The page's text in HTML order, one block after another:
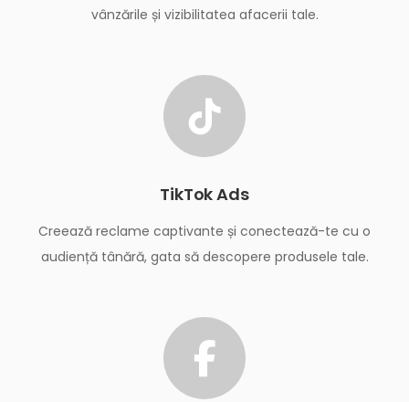
vânzările și vizibilitatea afacerii tale.
TikTok Ads
Creează reclame captivante și conectează-te cu o
audiență tânără, gata să descopere produsele tale.